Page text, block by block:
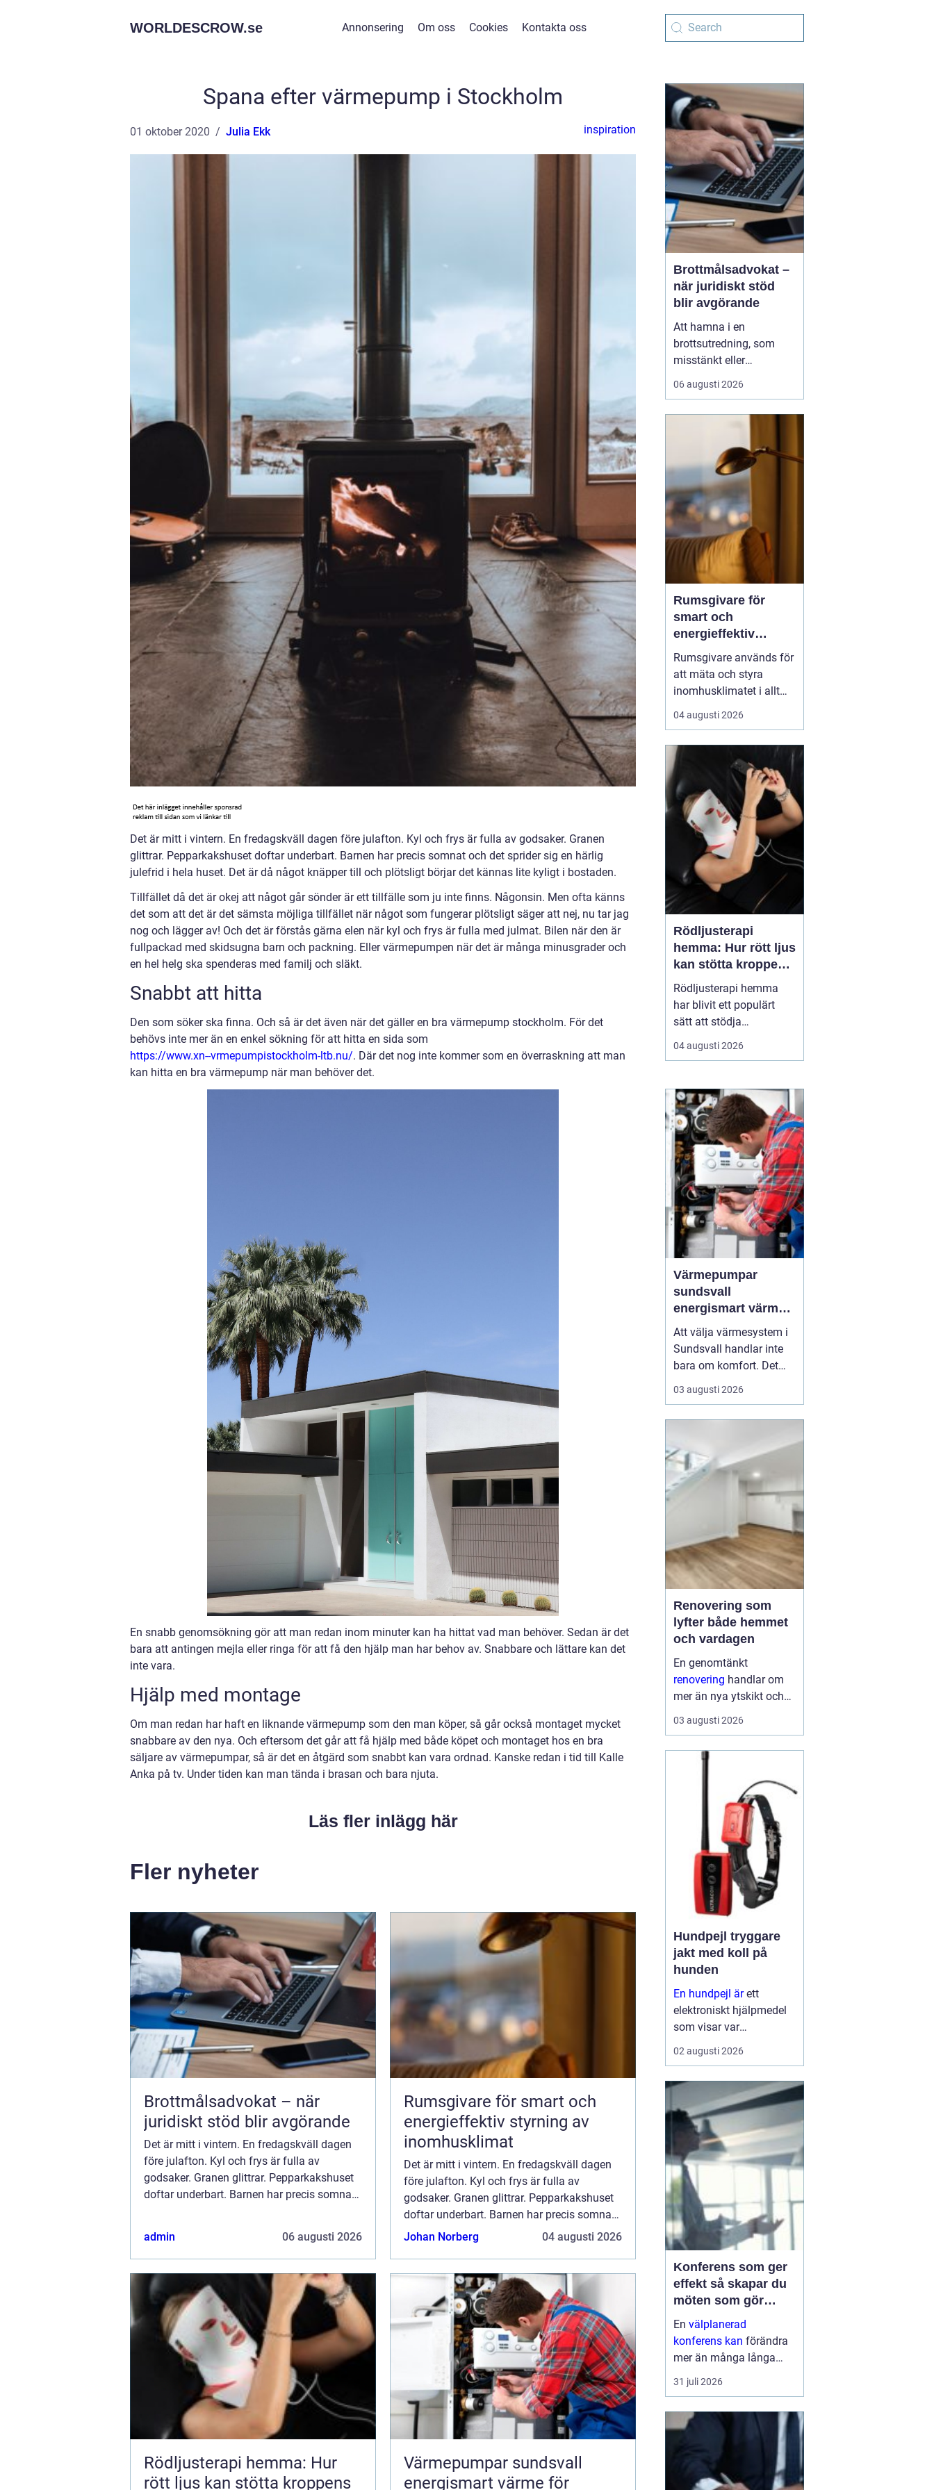
WORLDESCROW.se Annonsering Om oss Cookies Kontakta oss
Spana efter värmepump i Stockholm
01 oktober 2020 Julia Ekk inspiration
Det är mitt i vintern. En fredagskväll dagen före julafton. Kyl och frys är fulla av godsaker. Granen
glittrar. Pepparkakshuset doftar underbart. Barnen har precis somnat och det sprider sig en härlig
julefrid i hela huset. Det är då något knäpper till och plötsligt börjar det kännas lite kyligt i bostaden.
Tillfället då det är okej att något går sönder är ett tillfälle som ju inte finns. Någonsin. Men ofta känns
det som att det är det sämsta möjliga tillfället när något som fungerar plötsligt säger att nej, nu tar jag
nog och lägger av! Och det är förstås gärna elen när kyl och frys är fulla med julmat. Bilen när den är
fullpackad med skidsugna barn och packning. Eller värmepumpen när det är många minusgrader och
en hel helg ska spenderas med familj och släkt.
Snabbt att hitta
Den som söker ska finna. Och så är det även när det gäller en bra värmepump stockholm. För det
behövs inte mer än en enkel sökning för att hitta en sida som
https://www.xn--vrmepumpistockholm-ltb.nu/. Där det nog inte kommer som en överraskning att man
kan hitta en bra värmepump när man behöver det.
En snabb genomsökning gör att man redan inom minuter kan ha hittat vad man behöver. Sedan är det
bara att antingen mejla eller ringa för att få den hjälp man har behov av. Snabbare och lättare kan det
inte vara.
Hjälp med montage
Om man redan har haft en liknande värmepump som den man köper, så går också montaget mycket
snabbare av den nya. Och eftersom det går att få hjälp med både köpet och montaget hos en bra
säljare av värmepumpar, så är det en åtgärd som snabbt kan vara ordnad. Kanske redan i tid till Kalle
Anka på tv. Under tiden kan man tända i brasan och bara njuta.
Läs fler inlägg här
Fler nyheter
Brottmålsadvokat – när
juridiskt stöd blir avgörande
Det är mitt i vintern. En fredagskväll dagen
före julafton. Kyl och frys är fulla av
godsaker. Granen glittrar. Pepparkakshuset
doftar underbart. Barnen har precis somnat
admin 06 augusti 2026
Rumsgivare för smart och
energieffektiv styrning av
inomhusklimat
Det är mitt i vintern. En fredagskväll dagen
före julafton. Kyl och frys är fulla av
godsaker. Granen glittrar. Pepparkakshuset
doftar underbart. Barnen har precis somnat
och det sprider sig en härlig julefrid i hela
Johan Norberg 04 augusti 2026
Rödljusterapi hemma: Hur
rött ljus kan stötta kroppens
Värmepumpar sundsvall
energismart värme för
Brottmålsadvokat –
när juridiskt stöd
blir avgörande
Att hamna i en
brottsutredning, som
misstänkt eller
brottsoffer, vänder ofta
upp och ned på
ekonomi dyker upp
direkt. I en sådan
situation spelar en
brottmålsadvokat en
avgö...
06 augusti 2026
Rumsgivare för
smart och
energieffektiv
styrning av
inomhusklimat
Rumsgivare används för
att mäta och styra
inomhusklimatet i allt
från bostäder och kontor
till skolor, sjukhus och
kombinera enkla
sensorer med
genomtänkt reglering
kan man få jämnare te...
04 augusti 2026
Rödljusterapi
hemma: Hur rött ljus
kan stötta kroppens
återhämtning
Rödljusterapi hemma
har blivit ett populärt
sätt att stödja
återhämtning, hudhälsa
och sömn utan
behandlingar. Metoden
bygger på kontrollerad
exponering för rött och
n&...
04 augusti 2026
Värmepumpar
sundsvall
energismart värme
för norrländskt
klimat
Att välja värmesystem i
Sundsvall handlar inte
bara om komfort. Det
påverkar ekonomin,
miljön och husets
moderna värmepumpar
kombinerar låg
energiförbrukning med
trygg värme året runt.
03 augusti 2026
Renovering som
lyfter både hemmet
och vardagen
En genomtänkt
renovering handlar om
mer än nya ytskikt och
trendiga färger. När
arbetet planeras väl kan
energikostnaderna
minska och vardagen
fungera bättre. Smarta
val i början...
03 augusti 2026
Hundpejl tryggare
jakt med koll på
hunden
En hundpejl ärett
elektroniskt hjälpmedel
som visar var
jakthunden befinner sig i
realtid. Halsbandet på
med en handenhet eller
app, ofta via gps och
mobilnät, så att
hundföra...
02 augusti 2026
Konferens som ger
effekt så skapar du
möten som gör
skillnad
En välplanerad
konferens kan förändra
mer än många långa
mejltrådar och digitala
möten tillsammans. När
en tydlig riktning och
eller flera dagar, händer
31 juli 2026